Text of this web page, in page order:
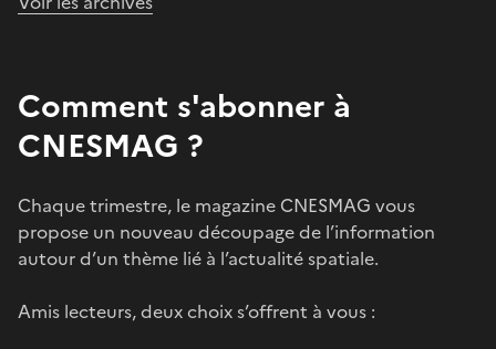
Comment s'abonner à
CNESMAG ?
Chaque trimestre, le magazine CNESMAG vous
propose un nouveau découpage de l’information
autour d’un thème lié à l’actualité spatiale.
Amis lecteurs, deux choix s’offrent à vous :